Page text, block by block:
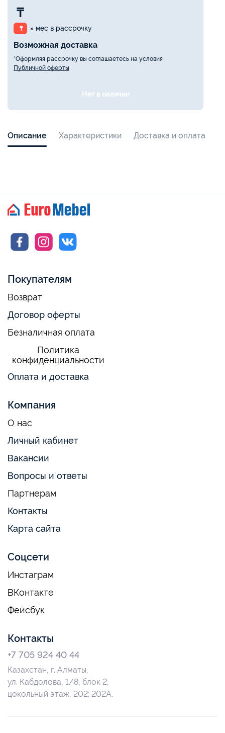
₸
₸ × мес в рассрочку
Возможная доставка
*Оформляя рассрочку вы соглашаетесь на условия
Публичной оферты
Нет в наличии
Описание Характеристики Доставка и оплата
Покупателям
Возврат
Договор оферты
Безналичная оплата
Политика
конфиденциальности
Оплата и доставка
Компания
О нас
Личный кабинет
Вакансии
Вопросы и ответы
Партнерам
Контакты
Карта сайта
Соцсети
Инстаграм
ВКонтакте
Фейсбук
Контакты
+7 705 924 40 44
Казахстан, г. Алматы,
ул. Кабдолова, 1/8, блок 2,
цокольный этаж, 202; 202А.